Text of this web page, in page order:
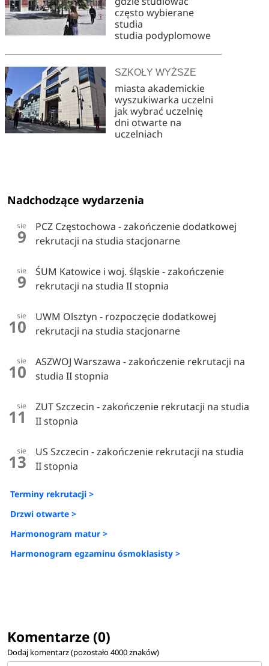
często wybierane
studia
studia podyplomowe
SZKOŁY WYŻSZE
miasta akademickie
wyszukiwarka uczelni
jak wybrać uczelnię
dni otwarte na
uczelniach
Nadchodzące wydarzenia
sie
9
PCZ Częstochowa - zakończenie dodatkowej
rekrutacji na studia stacjonarne
sie
9
ŚUM Katowice i woj. śląskie - zakończenie
rekrutacji na studia II stopnia
sie
10
UWM Olsztyn - rozpoczęcie dodatkowej
rekrutacji na studia stacjonarne
sie
10
ASZWOJ Warszawa - zakończenie rekrutacji na
studia II stopnia
sie
11
ZUT Szczecin - zakończenie rekrutacji na studia
II stopnia
sie
13
US Szczecin - zakończenie rekrutacji na studia
II stopnia
Terminy rekrutacji >
Drzwi otwarte >
Harmonogram matur >
Harmonogram egzaminu ósmoklasisty >
Komentarze (0)
Dodaj komentarz (pozostało4000znaków)